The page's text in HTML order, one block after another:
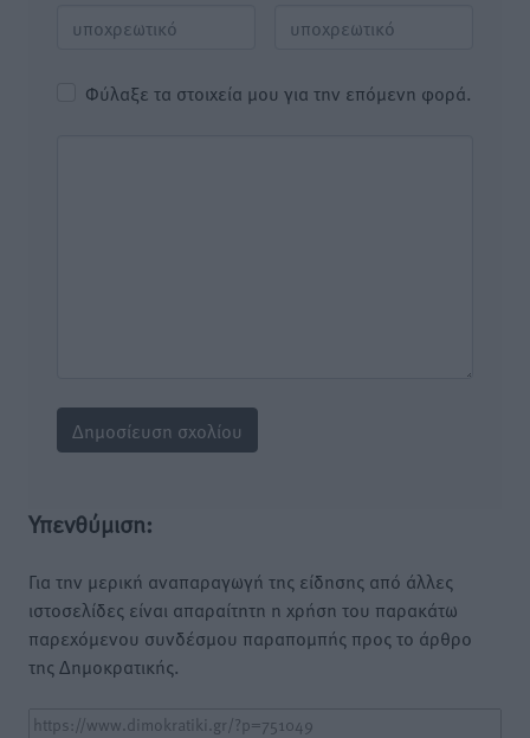
Φύλαξε τα στοιχεία μου για την επόμενη φορά.
Υπενθύμιση:
Για την μερική αναπαραγωγή της είδησης από άλλες
ιστοσελίδες είναι απαραίτητη η χρήση του παρακάτω
παρεχόμενου συνδέσμου παραπομπής προς το άρθρο
της Δημοκρατικής.